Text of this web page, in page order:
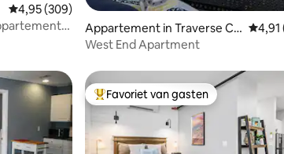
recensies
Gemiddelde beoordeling van 4,95 uit 5, 309
4,95 (309)
Appartement in Traverse Cit
y
4,91
West End Apartment
Topfavoriet van gasten
Favoriet van gasten